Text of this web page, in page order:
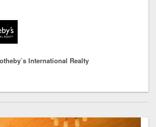
International Realty